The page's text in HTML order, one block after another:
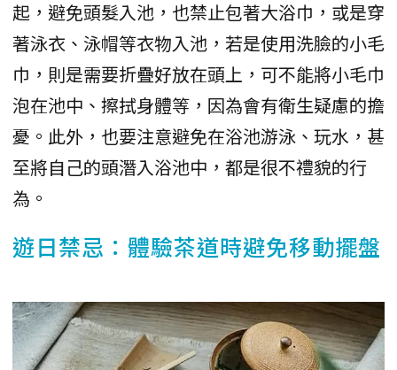
起，避免頭髮入池，也禁止包著大浴巾，或是穿
著泳衣、泳帽等衣物入池，若是使用洗臉的小毛
巾，則是需要折疊好放在頭上，可不能將小毛巾
泡在池中、擦拭身體等，因為會有衛生疑慮的擔
憂。此外，也要注意避免在浴池游泳、玩水，甚
至將自己的頭潛入浴池中，都是很不禮貌的行
為。
遊日禁忌：體驗茶道時避免移動擺盤